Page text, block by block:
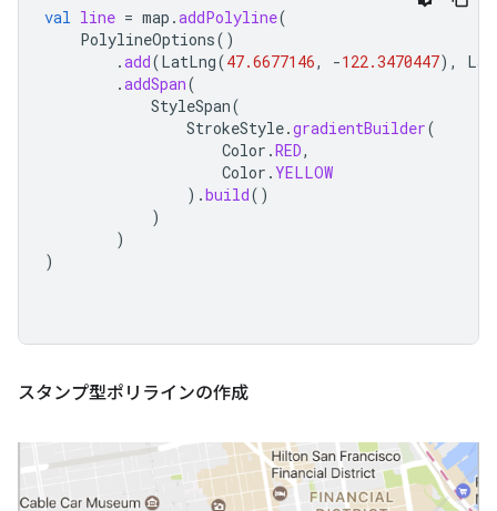
val line = map .addPolyline(
PolylineOptions()
.add(LatLng(47.6677146, -122.3470447),
.addSpan(
StyleSpan(
StrokeStyle.gradientBuilder(
Color .RED,
Color . YELLOW
).build()
)
)
)
スタンプ型ポリラインの作成